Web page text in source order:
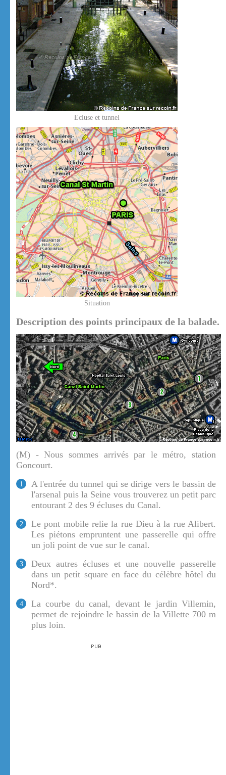
Ecluse et tunnel
Situation
Description des points principaux de la balade.
(M) - Nous sommes arrivés par le métro, station
Goncourt.
1
A l'entrée du tunnel qui se dirige vers le bassin de
l'arsenal puis la Seine vous trouverez un petit parc
entourant 2 des 9 écluses du Canal.
2
Le pont mobile relie la rue Dieu à la rue Alibert.
Les piétons empruntent une passerelle qui offre
un joli point de vue sur le canal.
3
Deux autres écluses et une nouvelle passerelle
dans un petit square en face du célèbre hôtel du
Nord*.
4
La courbe du canal, devant le jardin Villemin,
permet de rejoindre le bassin de la Villette 700 m
plus loin.